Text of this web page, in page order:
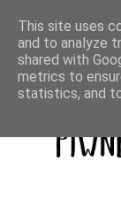
This site uses
and to analyze
shared with
metrics to
statistics, and